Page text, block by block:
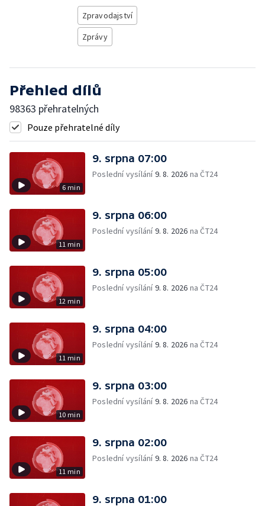
Zpravodajství
Zprávy
Přehled dílů
98363 přehratelných
Pouze přehratelné díly
6 min
9. srpna 07:00
Poslední vysílání9. 8. 2026 na ČT24
11 min
9. srpna 06:00
Poslední vysílání9. 8. 2026 na ČT24
12 min
9. srpna 05:00
Poslední vysílání9. 8. 2026 na ČT24
11 min
9. srpna 04:00
Poslední vysílání9. 8. 2026 na ČT24
10 min
9. srpna 03:00
Poslední vysílání9. 8. 2026 na ČT24
11 min
9. srpna 02:00
Poslední vysílání9. 8. 2026 na ČT24
9. srpna 01:00